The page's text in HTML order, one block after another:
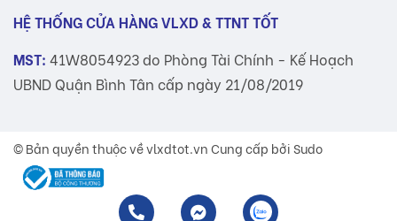
HỆ THỐNG CỬA HÀNG VLXD & TTNT TỐT
MST: 41W8054923 do Phòng Tài Chính - Kế Hoạch
UBND Quận Bình Tân cấp ngày 21/08/2019
© Bản quyền thuộc vềvlxdtot.vnCung cấp bởi Sudo